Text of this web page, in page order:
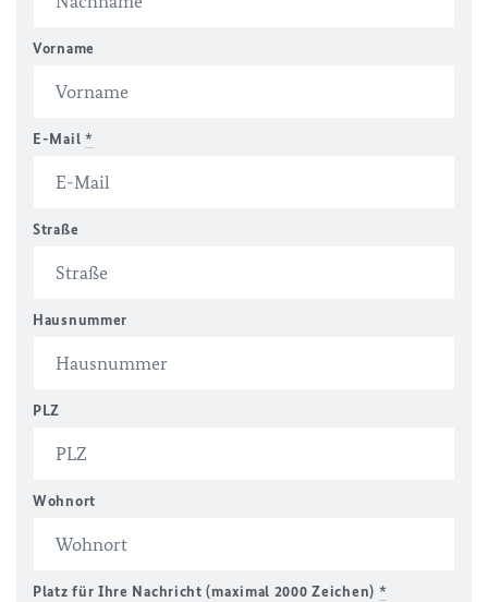
Vorname
E-Mail *
Straße
Hausnummer
PLZ
Wohnort
Platz für Ihre Nachricht (maximal 2000 Zeichen) *